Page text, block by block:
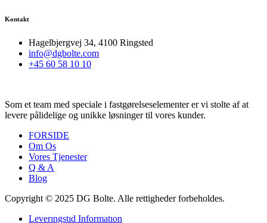
Kontakt
Hagelbjergvej 34, 4100 Ringsted
info@dgbolte.com
+45 60 58 10 10
Som et team med speciale i fastgørelseselementer er vi stolte af at
levere pålidelige og unikke løsninger til vores kunder.
FORSIDE
Om Os
Vores Tjenester
Q & A
Blog
Copyright © 2025 DG Bolte. Alle rettigheder forbeholdes.
Leverıngstıd Informatıon